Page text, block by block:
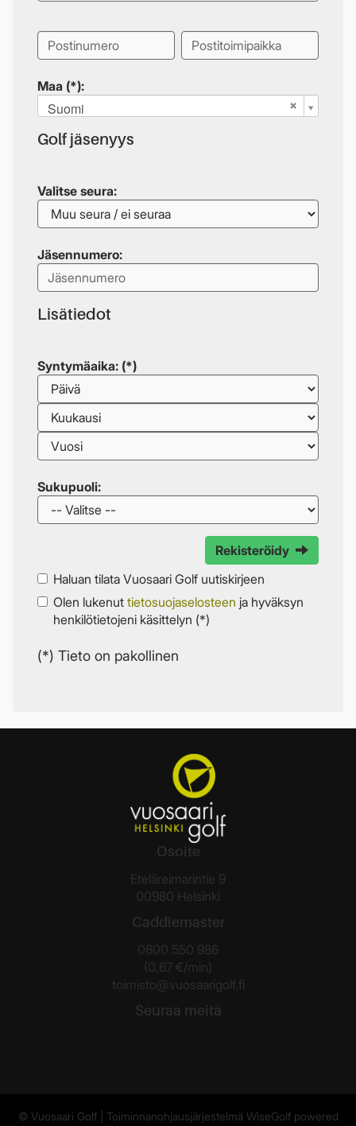
Maa (*):
Suomi
Golf jäsenyys
Valitse seura:
Jäsennumero:
Lisätiedot
Syntymäaika: (*)
Sukupuoli:
Rekisteröidy
Haluan tilata Vuosaari Golf uutiskirjeen
Olen lukenut tietosuojaselosteen ja hyväksyn
henkilötietojeni käsittelyn (*)
(*) Tieto on pakollinen
Osoite
Eteläreimarintie 9
00980 Helsinki
Caddiemaster
0600 550 986
(0,67 €/min)
toimisto@vuosaarigolf.fi
Seuraa meitä
© Vuosaari Golf| Toiminnanohjausjärjestelmä WiseGolfpowered